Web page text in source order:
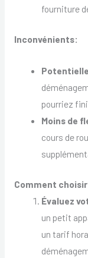
fourniture
Inconvénients:
pourriez
Moins de
cours de
Comment
Évaluez
un petit
un tarif